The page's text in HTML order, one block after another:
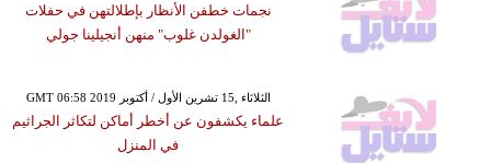
نجمات خطفن الأنظار بإطلالتهن في حفلات
"الغولدن غلوب" منهن أنجيلينا جولي
GMT 06:58 2019 الثلاثاء ,15 تشرين الأول / أكتوبر
علماء يكشفون عن أخطر أماكن لتكاثر الجراثيم
في المنزل